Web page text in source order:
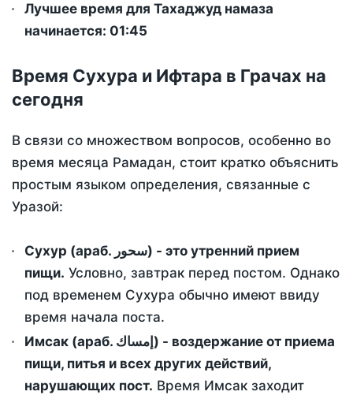
Лучшее время для Тахаджуд намаза
начинается: 01:45
Время Сухура и Ифтара в Грачах на
сегодня
В связи со множеством вопросов, особенно во
время месяца Рамадан, стоит кратко объяснить
простым языком определения, связанные с
Уразой:
Сухур (араб. سحور) - это утренний прием
пищи. Условно, завтрак перед постом. Однако
под временем Сухура обычно имеют ввиду
время начала поста.
Имсак (араб. إمساك) - воздержание от приема
пищи, питья и всех других действий,
нарушающих пост. Время Имсак заходит